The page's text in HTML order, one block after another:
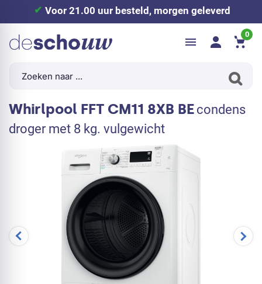
Voor 21.00 uur besteld, morgen geleverd
0
Whirlpool FFT CM11 8XB BE condens
droger met 8 kg. vulgewicht